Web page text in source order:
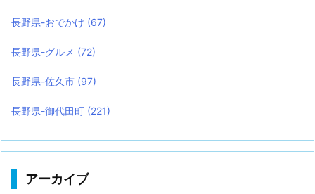
長野県-おでかけ (67)
長野県-グルメ (72)
長野県-佐久市 (97)
長野県-御代田町 (221)
アーカイブ